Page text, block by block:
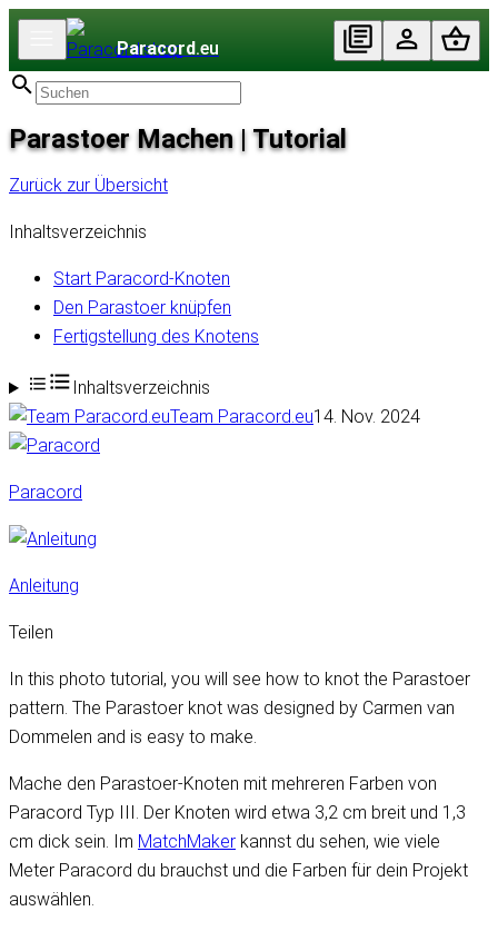
Paracord.eu
Parastoer Machen | Tutorial
Zurück zur Übersicht
Inhaltsverzeichnis
Start Paracord-Knoten
Den Parastoer knüpfen
Fertigstellung des Knotens
Inhaltsverzeichnis
Team Paracord.eu14. Nov. 2024
Paracord
Anleitung
Teilen
In this photo tutorial, you will see how to knot the Parastoer
pattern. The Parastoer knot was designed by Carmen van
Dommelen and is easy to make.
Mache den Parastoer-Knoten mit mehreren Farben von
Paracord Typ III. Der Knoten wird etwa 3,2 cm breit und 1,3
cm dick sein. Im MatchMaker kannst du sehen, wie viele
Meter Paracord du brauchst und die Farben für dein Projekt
auswählen.